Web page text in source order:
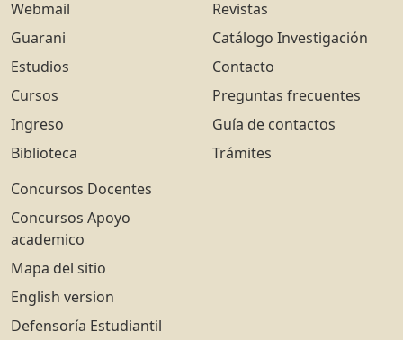
Webmail
Guarani
Estudios
Cursos
Ingreso
Biblioteca
Revistas
Catálogo Investigación
Contacto
Preguntas frecuentes
Guía de contactos
Trámites
Concursos Docentes
Concursos Apoyo
academico
Mapa del sitio
English version
Defensoría Estudiantil